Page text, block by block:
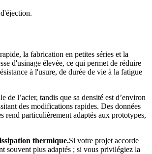
la fabrication en petites séries et la
d'usinage élevée, ce qui permet de réduire
à l'usure, de durée de vie à la fatigue
l’acier, tandis que sa densité est d’environ
des modifications rapides. Des données
rend particulièrement adaptés aux prototypes,
thermique.Si votre projet accorde
souvent plus adaptés ; si vous privilégiez la